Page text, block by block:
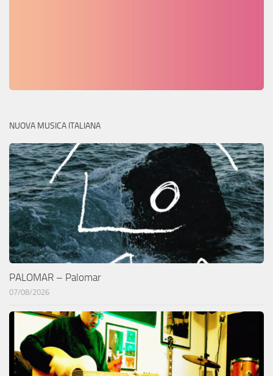
NUOVA MUSICA ITALIANA
PALOMAR – Palomar
07/08/2026